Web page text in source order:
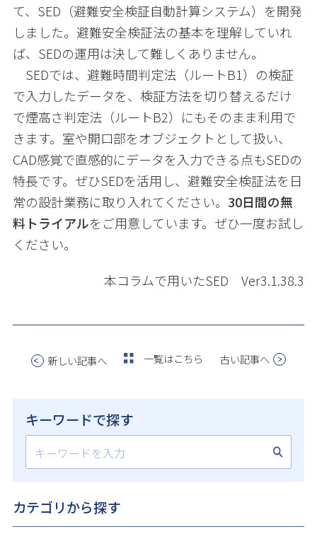
て、 SED （避難安全検証自動計算システム）を開発
しました。避難安全検証法の基本を理解していれ
ば、 SEDの運用は決して難しくありません。
SEDでは、避難時間判定法（ルートB1）の検証
で入力したデータを、検証方法を切り替えるだけ
で煙高さ判定法（ルートB2）にもそのまま利用で
きます。 室や開口部をオブジェクトとして扱い、
CAD感覚で直感的にデータを入力できる点もSEDの
特長です。 ぜひSEDを活用し、避難安全検証法を日
常の設計業務に取り入れてください。 30日間の無
料トライアルをご用意しています。ぜひ一度お試し
ください。
本コラムで用いたSED Ver3.1.38.3
新しい記事へ 一覧はこちら 古い記事へ
キーワードで探す
カテゴリから探す